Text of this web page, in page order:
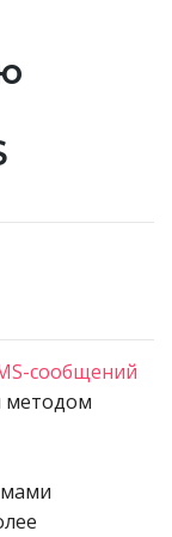
сообщений
методом